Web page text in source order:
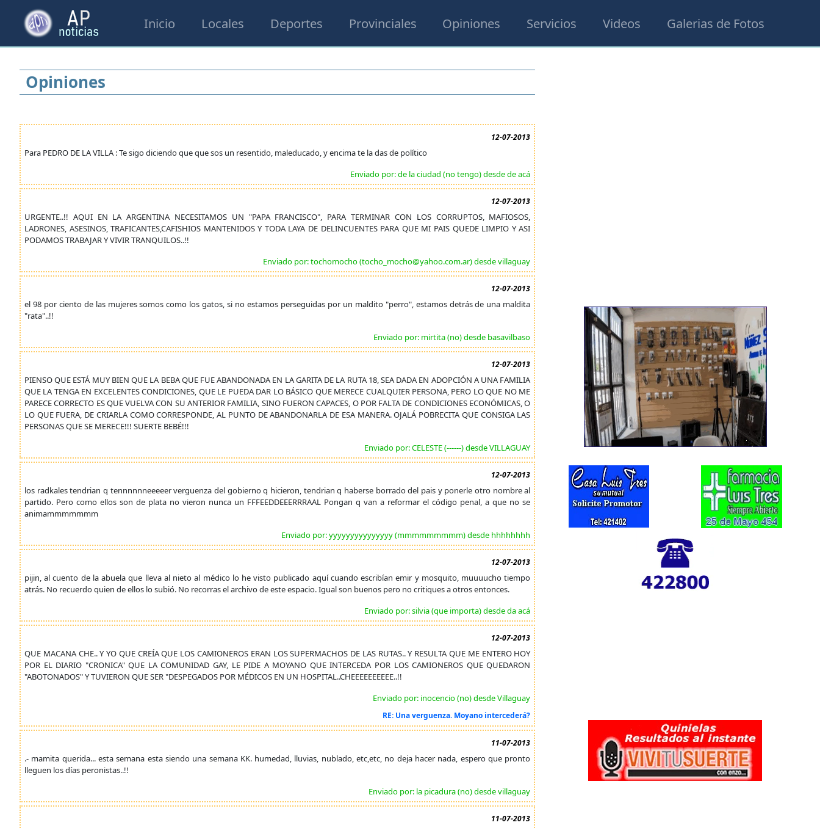
Inicio Locales Deportes Provinciales Opiniones Servicios Videos Galerias de Fotos
Opiniones
12-07-2013
Para PEDRO DE LA VILLA : Te sigo diciendo que que sos un resentido, maleducado, y encima te la das de político
Enviado por: de la ciudad (no tengo) desde de acá
12-07-2013
URGENTE..!! AQUI EN LA ARGENTINA NECESITAMOS UN "PAPA FRANCISCO", PARA TERMINAR CON LOS CORRUPTOS, MAFIOSOS,
LADRONES, ASESINOS, TRAFICANTES,CAFISHIOS MANTENIDOS Y TODA LAYA DE DELINCUENTES PARA QUE MI PAIS QUEDE LIMPIO Y ASI
PODAMOS TRABAJAR Y VIVIR TRANQUILOS..!!
Enviado por: tochomocho (tocho_mocho@yahoo.com.ar) desde villaguay
12-07-2013
el 98 por ciento de las mujeres somos como los gatos, si no estamos perseguidas por un maldito "perro", estamos detrás de una maldita
"rata"..!!
Enviado por: mirtita (no) desde basavilbaso
12-07-2013
PIENSO QUE ESTÁ MUY BIEN QUE LA BEBA QUE FUE ABANDONADA EN LA GARITA DE LA RUTA 18, SEA DADA EN ADOPCIÓN A UNA FAMILIA
QUE LA TENGA EN EXCELENTES CONDICIONES, QUE LE PUEDA DAR LO BÁSICO QUE MERECE CUALQUIER PERSONA, PERO LO QUE NO ME
PARECE CORRECTO ES QUE VUELVA CON SU ANTERIOR FAMILIA, SINO FUERON CAPACES, O POR FALTA DE CONDICIONES ECONÓMICAS, O
LO QUE FUERA, DE CRIARLA COMO CORRESPONDE, AL PUNTO DE ABANDONARLA DE ESA MANERA. OJALÁ POBRECITA QUE CONSIGA LAS
PERSONAS QUE SE MERECE!!! SUERTE BEBÉ!!!
Enviado por: CELESTE (------) desde VILLAGUAY
12-07-2013
los radkales tendrian q tennnnnneeeeer verguenza del gobierno q hicieron, tendrian q haberse borrado del pais y ponerle otro nombre al
partido. Pero como ellos son de plata no vieron nunca un FFFEEDDEEERRRAAL Pongan q van a reformar el código penal, a que no se
animammmmmmm
Enviado por: yyyyyyyyyyyyyyy (mmmmmmmmm) desde hhhhhhhh
12-07-2013
pijin, al cuento de la abuela que lleva al nieto al médico lo he visto publicado aquí cuando escribían emir y mosquito, muuuucho tiempo
atrás. No recuerdo quien de ellos lo subió. No recorras el archivo de este espacio. Igual son buenos pero no critiques a otros entonces.
Enviado por: silvia (que importa) desde da acá
12-07-2013
QUE MACANA CHE.. Y YO QUE CREÍA QUE LOS CAMIONEROS ERAN LOS SUPERMACHOS DE LAS RUTAS.. Y RESULTA QUE ME ENTERO HOY
POR EL DIARIO "CRONICA" QUE LA COMUNIDAD GAY, LE PIDE A MOYANO QUE INTERCEDA POR LOS CAMIONEROS QUE QUEDARON
"ABOTONADOS" Y TUVIERON QUE SER "DESPEGADOS POR MÉDICOS EN UN HOSPITAL..CHEEEEEEEEEE..!!
Enviado por: inocencio (no) desde Villaguay
RE: Una verguenza. Moyano intercederá?
11-07-2013
.- mamita querida... esta semana esta siendo una semana KK. humedad, lluvias, nublado, etc,etc, no deja hacer nada, espero que pronto
lleguen los días peronistas..!!
Enviado por: la picadura (no) desde villaguay
11-07-2013